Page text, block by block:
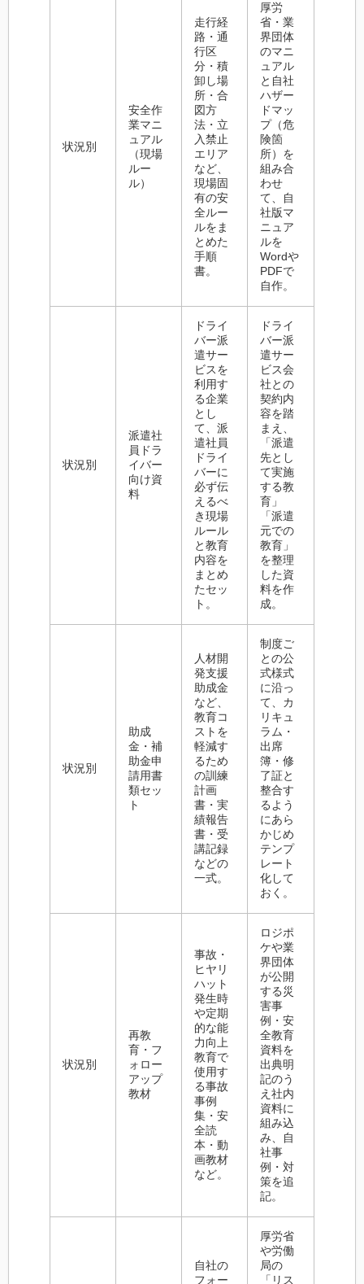
状況別
安全作
業マニ
ュアル
（現場
ルー
ル）
走行経
路・通
行区
分・積
卸し場
所・合
図方
法・立
入禁止
エリア
など、
現場固
有の安
全ルー
ルをま
とめた
手順
書。
厚労
省・業
界団体
のマニ
ュアル
と自社
ハザー
ドマッ
プ（危
険箇
所）を
組み合
わせ
て、自
社版マ
ニュア
ルを
Wordや
PDFで
自作。
状況別
派遣社
員ドラ
イバー
向け資
料
ドライ
バー派
遣サー
ビスを
利用す
る企業
とし
て、派
遣社員
ドライ
バーに
必ず伝
えるべ
き現場
ルール
と教育
内容を
まとめ
たセッ
ト。
ドライ
バー派
遣サー
ビス会
社との
契約内
容を踏
まえ、
「派遣
先とし
て実施
する教
育」
「派遣
元での
教育」
を整理
した資
料を作
成。
状況別
助成
金・補
助金申
請用書
類セッ
ト
人材開
発支援
助成金
など、
教育コ
ストを
軽減す
るため
の訓練
計画
書・実
績報告
書・受
講記録
などの
一式。
制度ご
との公
式様式
に沿っ
て、カ
リキュ
ラム・
出席
簿・修
了証と
整合す
るよう
にあら
かじめ
テンプ
レート
化して
おく。
状況別
再教
育・フ
ォロー
アップ
教材
事故・
ヒヤリ
ハット
発生時
や定期
的な能
力向上
教育で
使用す
る事故
事例
集・安
全読
本・動
画教材
など。
ロジポ
ケや業
界団体
が公開
する災
害事
例・安
全教育
資料を
出典明
記のう
え社内
資料に
組み込
み、自
社事
例・対
策を追
記。
自社の
フォー
厚労省
や労働
局の
「リス